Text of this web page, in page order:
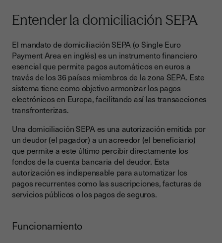
Los aspectos clave de la firma electrónica de un mandato
SEPA
Entender la domiciliación SEPA
El mandato de domiciliación SEPA (o Single Euro
Payment Area en inglés) es un instrumento financiero
esencial que permite pagos automáticos en euros a
través de los 36 países miembros de la zona SEPA. Este
sistema tiene como objetivo armonizar los pagos
electrónicos en Europa, facilitando así las transacciones
transfronterizas.
Una domiciliación SEPA es una autorización emitida por
un deudor (el pagador) a un acreedor (el beneficiario)
que permite a este último percibir directamente los
fondos de la cuenta bancaria del deudor. Esta
autorización es indispensable para automatizar los
pagos recurrentes como las suscripciones, facturas de
servicios públicos o los pagos de seguros.
Funcionamiento